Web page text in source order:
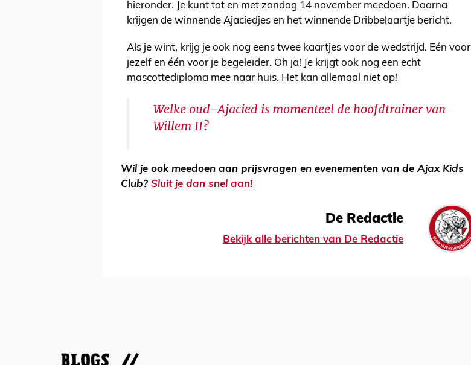
hieronder. Je kunt tot en met zondag 14 november meedoen. Daarna
krijgen de winnende Ajaciedjes en het winnende Dribbelaartje bericht.
Als je wint, krijg je ook nog eens twee kaartjes voor de wedstrijd. Eén voor
jezelf en één voor je begeleider. Oh ja! Je krijgt ook nog een echt
mascottediploma mee naar huis. Het kan allemaal niet op!
Welke oud-Ajacied is momenteel de hoofdtrainer van
Willem II?
Wil je ook meedoen aan prijsvragen en evenementen van de Ajax Kids
Club? Sluit je dan snel aan!
De Redactie
Bekijk alle berichten van De Redactie